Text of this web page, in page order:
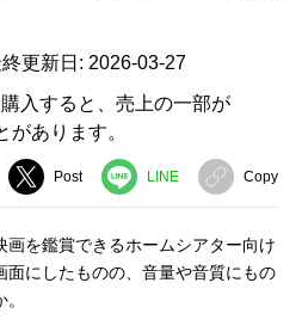
更新日: 2026-03-27
入すると、売上の一部が
があります。
Post LINE Copy
画を鑑賞できるホームシアター向け
面にしたものの、音量や音質にもの